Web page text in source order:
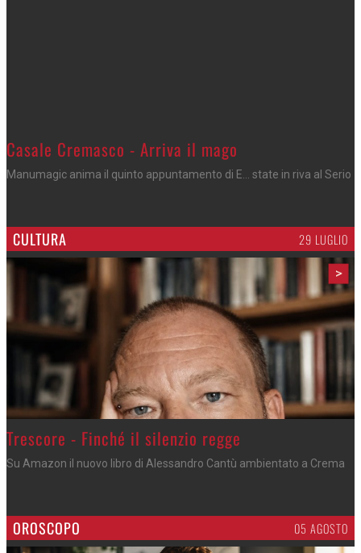
Casale Cremasco - Arriva il mago
Manumagic anima il quinto appuntamento di E... state in riva al Serio
CULTURA 29 LUGLIO
>
Trescore - Finché il silenzio regge
Su Amazon il nuovo libro di Alessandro Cantù ambientato a Crema
OROSCOPO 05 AGOSTO